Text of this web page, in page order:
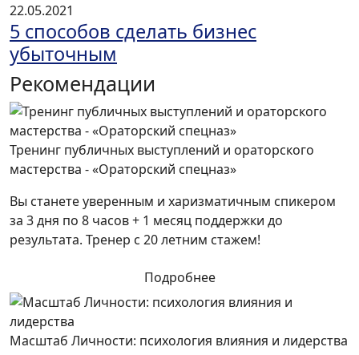
22.05.2021
5 способов сделать бизнес
убыточным
Рекомендации
Тренинг публичных выступлений и ораторского
мастерства - «Ораторский спецназ»
Вы станете уверенным и харизматичным спикером
за 3 дня по 8 часов + 1 месяц поддержки до
результата. Тренер с 20 летним стажем!
Подробнее
Масштаб Личности: психология влияния и лидерства